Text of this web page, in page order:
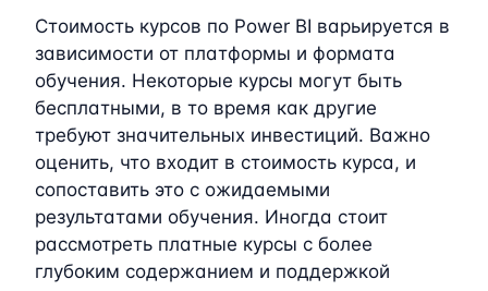
Стоимость курсов по Power BI варьируется в
зависимости от платформы и формата
обучения. Некоторые курсы могут быть
бесплатными, в то время как другие
требуют значительных инвестиций. Важно
оценить, что входит в стоимость курса, и
сопоставить это с ожидаемыми
результатами обучения. Иногда стоит
рассмотреть платные курсы с более
глубоким содержанием и поддержкой